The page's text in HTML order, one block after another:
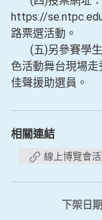
https://
路票選活動。
(五)另參賽學生
色活動舞台現場
佳聲援助選員。
相關連結
線上博覽會
下架日期